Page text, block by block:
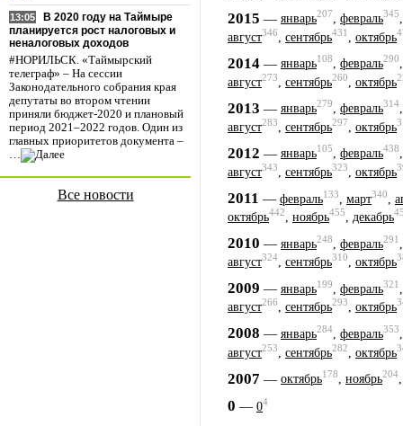
13:05
В 2020 году на Таймыре
планируется рост налоговых и
неналоговых доходов
#НОРИЛЬСК. «Таймырский
телеграф» – На сессии
Законодательного собрания края
депутаты во втором чтении
приняли бюджет-2020 и плановый
период 2021–2022 годов. Один из
главных приоритетов документа –
…
Все новости
2015 — январь207, февраль345
август346 сентябрь431 октябрь
2014 — январь108, февраль290
август273 сентябрь260 октябрь
2013 — январь279, февраль314
август283 сентябрь297 октябрь
2012 — январь105, февраль438
август343, сентябрь323, октябрь
2011 — февраль133 март340
октябрь442, ноябрь455, декабрь
2010 — январь248 февраль291
август324, сентябрь310, октябрь
2009 — январь199 февраль321
август266, сентябрь293, октябрь
2008 — январь284 февраль353
август253 сентябрь282 октябрь
2007 — октябрь178, ноябрь204
0 — 04